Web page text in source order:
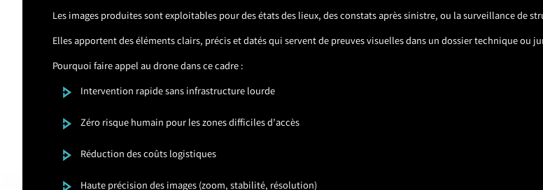
Les images produites sont exploitables pour des états des lieux, des constats après sinistre, ou la surveillance de
Elles apportent des éléments clairs, précis et datés qui servent de preuves visuelles dans un dossier technique ou
Pourquoi faire appel au drone dans ce cadre :
Intervention rapide sans infrastructure lourde
Zéro risque humain pour les zones difficiles d’accès
Réduction des coûts logistiques
Haute précision des images (zoom, stabilité, résolution)